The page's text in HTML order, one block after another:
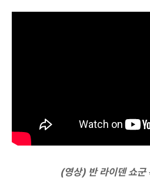
(영상) 반 라이덴 쇼군